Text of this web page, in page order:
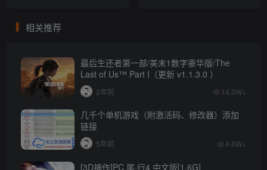
相关推荐
最后生还者第一部/美末1数字豪华版/The
Last of Us™ Part I（更新 v1.1.3.0 ）
2年前 14.3W+
几千个单机游戏（附激活码、修改器）添加
链接
5年前 4.4W+
[3D神作]PC 尾·行4 中文版[1.6G]